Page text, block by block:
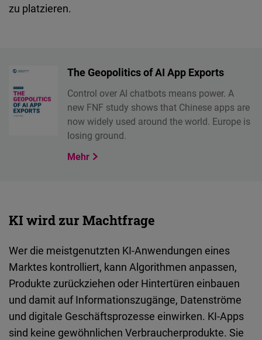
zu platzieren.
The Geopolitics of AI App Exports
Control over AI chatbots means power. A
new FNF study shows that Chinese apps are
now widely used around the world. Europe is
losing ground.
Mehr
KI wird zur Machtfrage
Wer die meistgenutzten KI-Anwendungen eines
Marktes kontrolliert, kann Algorithmen anpassen,
Produkte zurückziehen oder Hintertüren einbauen
und damit auf Informationszugänge, Datenströme
und digitale Geschäftsprozesse einwirken. KI-Apps
sind keine gewöhnlichen Verbraucherprodukte. Sie